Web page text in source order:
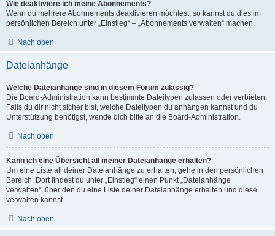
Wie deaktiviere ich meine Abonnements?
Wenn du mehrere Abonnements deaktivieren möchtest, so kannst du dies im
persönlichen Bereich unter „Einstieg“ – „Abonnements verwalten“ machen.
Nach oben
Dateianhänge
Welche Dateianhänge sind in diesem Forum zulässig?
Die Board-Administration kann bestimmte Dateitypen zulassen oder verbieten.
Falls du dir nicht sicher bist, welche Dateitypen du anhängen kannst und du
Unterstützung benötigst, wende dich bitte an die Board-Administration.
Nach oben
Kann ich eine Übersicht all meiner Dateianhänge erhalten?
Um eine Liste all deiner Dateianhänge zu erhalten, gehe in den persönlichen
Bereich. Dort findest du unter „Einstieg“ einen Punkt „Dateianhänge
verwalten“, über den du eine Liste deiner Dateianhänge erhalten und diese
verwalten kannst.
Nach oben